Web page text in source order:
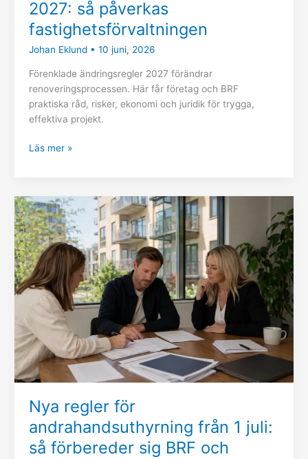
2027: så påverkas
fastighetsförvaltningen
Johan Eklund • 10 juni, 2026
Förenklade ändringsregler 2027 förändrar
renoveringsprocessen. Här får företag och BRF
praktiska råd, risker, ekonomi och juridik för trygga,
effektiva projekt.
Läs mer »
Nya regler för
andrahandsuthyrning från 1 juli:
så förbereder sig BRF och
Nya
regler
för
andrahandsuthyrning
från
1
juli:
förbereder
sig
BRF
och
förvaltare